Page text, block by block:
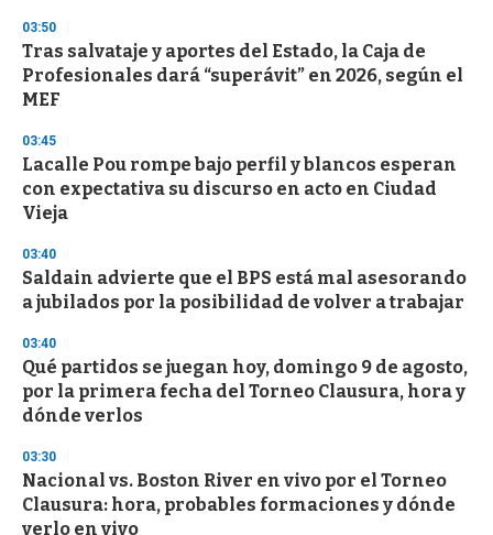
s
e
c
o
n
03:50
Tras salvataje y aportes del Estado, la Caja de
Profesionales dará “superávit” en 2026, según el
MEF
03:45
Lacalle Pou rompe bajo perfil y blancos esperan
con expectativa su discurso en acto en Ciudad
Vieja
03:40
Saldain advierte que el BPS está mal asesorando
a jubilados por la posibilidad de volver a trabajar
03:40
Qué partidos se juegan hoy, domingo 9 de agosto,
por la primera fecha del Torneo Clausura, hora y
dónde verlos
03:30
Nacional vs. Boston River en vivo por el Torneo
Clausura: hora, probables formaciones y dónde
verlo en vivo